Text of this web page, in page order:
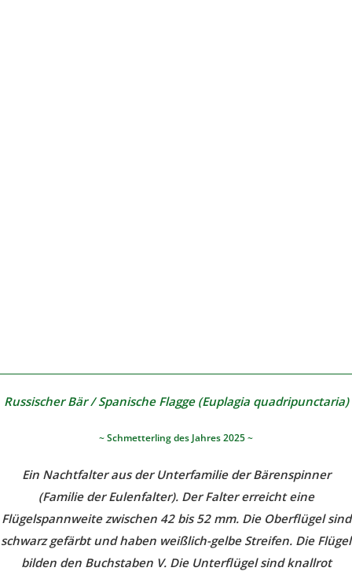
Russischer Bär / Spanische Flagge (Euplagia quadripunctaria)
~ Schmetterling des Jahres 2025 ~
Ein Nachtfalter aus der Unterfamilie der Bärenspinner
(Familie der Eulenfalter). Der Falter erreicht eine
Flügelspannweite zwischen 42 bis 52 mm. Die Oberflügel sind
schwarz gefärbt und haben weißlich-gelbe Streifen. Die Flügel
bilden den Buchstaben V. Die Unterflügel sind knallrot